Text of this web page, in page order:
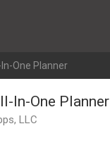
One Planner
In-One Planner
LLC